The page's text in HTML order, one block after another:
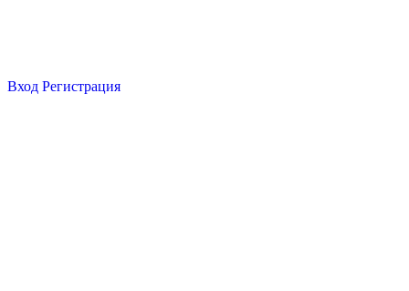
Вход Регистрация